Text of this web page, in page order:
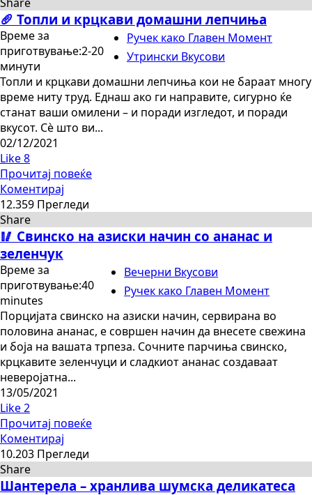
🥖 Топли и крцкави домашни лепчиња
Време за
приготвување:2-20
минути
Ручек како Главен Момент
Утрински Вкусови
Топли и крцкави домашни лепчиња кои не бараат многу
време ниту труд. Еднаш ако ги направите, сигурно ќе
станат ваши омилени – и поради изгледот, и поради
вкусот. Сè што ви...
02/12/2021
Like8
Прочитај повеќе
Коментирај
12.359 Прегледи
Share
🥢 Свинско на азиски начин со ананас и
зеленчук
Време за
приготвување:40
minutes
Вечерни Вкусови
Ручек како Главен Момент
Порцијата свинско на азиски начин, сервирана во
половина ананас, е совршен начин да внесете свежина
и боја на вашата трпеза. Сочните парчиња свинско,
крцкавите зеленчуци и сладкиот ананас создаваат
неверојатна...
13/05/2021
Like2
Прочитај повеќе
Коментирај
10.203 Прегледи
Share
Шантерела – хранлива шумска деликатеса